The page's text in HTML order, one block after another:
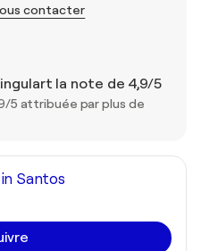
contacter
la note de 4,9/5
5 attribuée par plus de
Santos